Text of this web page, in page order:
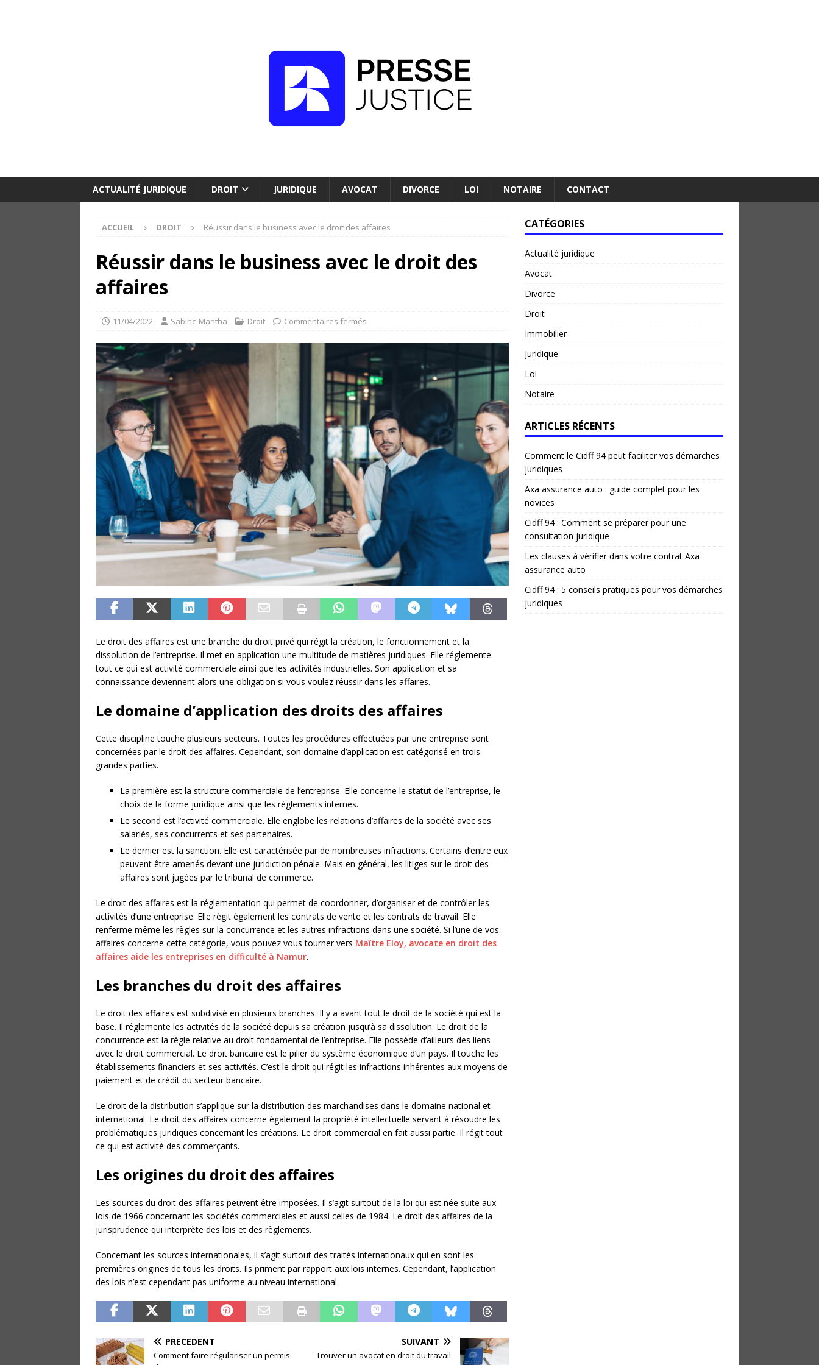
ACTUALITÉ JURIDIQUE DROIT JURIDIQUE AVOCAT DIVORCE LOI NOTAIRE CONTACT
ACCUEIL DROIT Réussir dans le business avec le droit des affaires
Réussir dans le business avec le droit des
affaires
11/04/2022 Sabine Mantha Droit Commentaires fermés
Le droit des affaires est une branche du droit privé qui régit la création, le fonctionnement et la
dissolution de l’entreprise. Il met en application une multitude de matières juridiques. Elle réglemente
tout ce qui est activité commerciale ainsi que les activités industrielles. Son application et sa
connaissance deviennent alors une obligation si vous voulez réussir dans les affaires.
Le domaine d’application des droits des affaires
Cette discipline touche plusieurs secteurs. Toutes les procédures effectuées par une entreprise sont
concernées par le droit des affaires. Cependant, son domaine d’application est catégorisé en trois
grandes parties.
La première est la structure commerciale de l’entreprise. Elle concerne le statut de l’entreprise, le
choix de la forme juridique ainsi que les règlements internes.
Le second est l’activité commerciale. Elle englobe les relations d’affaires de la société avec ses
salariés, ses concurrents et ses partenaires.
Le dernier est la sanction. Elle est caractérisée par de nombreuses infractions. Certains d’entre eux
peuvent être amenés devant une juridiction pénale. Mais en général, les litiges sur le droit des
affaires sont jugées par le tribunal de commerce.
Le droit des affaires est la réglementation qui permet de coordonner, d’organiser et de contrôler les
activités d’une entreprise. Elle régit également les contrats de vente et les contrats de travail. Elle
renferme même les règles sur la concurrence et les autres infractions dans une société. Si l’une de vos
affaires concerne cette catégorie, vous pouvez vous tourner vers Maître Eloy, avocate en droit des
affaires aide les entreprises en difficulté à Namur.
Les branches du droit des affaires
Le droit des affaires est subdivisé en plusieurs branches. Il y a avant tout le droit de la société qui est la
base. Il réglemente les activités de la société depuis sa création jusqu’à sa dissolution. Le droit de la
concurrence est la règle relative au droit fondamental de l’entreprise. Elle possède d’ailleurs des liens
avec le droit commercial. Le droit bancaire est le pilier du système économique d’un pays. Il touche les
établissements financiers et ses activités. C’est le droit qui régit les infractions inhérentes aux moyens de
paiement et de crédit du secteur bancaire.
Le droit de la distribution s’applique sur la distribution des marchandises dans le domaine national et
international. Le droit des affaires concerne également la propriété intellectuelle servant à résoudre les
problématiques juridiques concernant les créations. Le droit commercial en fait aussi partie. Il régit tout
ce qui est activité des commerçants.
Les origines du droit des affaires
Les sources du droit des affaires peuvent être imposées. Il s’agit surtout de la loi qui est née suite aux
lois de 1966 concernant les sociétés commerciales et aussi celles de 1984. Le droit des affaires de la
jurisprudence qui interprète des lois et des règlements.
Concernant les sources internationales, il s’agit surtout des traités internationaux qui en sont les
premières origines de tous les droits. Ils priment par rapport aux lois internes. Cependant, l’application
des lois n’est cependant pas uniforme au niveau international.
PRÉCÉDENT
Comment faire régulariser un permis
SUIVANT
Trouver un avocat en droit du travail
CATÉGORIES
Actualité juridique
Avocat
Divorce
Droit
Immobilier
Juridique
Loi
Notaire
ARTICLES RÉCENTS
Comment le Cidff 94 peut faciliter vos démarches
juridiques
Axa assurance auto : guide complet pour les
novices
Cidff 94 : Comment se préparer pour une
consultation juridique
Les clauses à vérifier dans votre contrat Axa
assurance auto
Cidff 94 : 5 conseils pratiques pour vos démarches
juridiques